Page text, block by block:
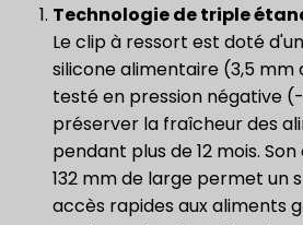
Technologie de triple
Le clip à ressort est doté
silicone alimentaire (3,5 mm
testé en pression négative
préserver la fraîcheur des
pendant plus de 12 mois.
132 mm de large permet un
accès rapides aux aliments